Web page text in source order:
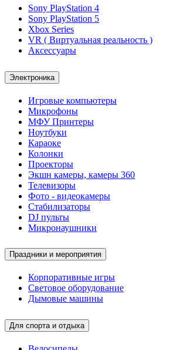
Sony PlayStation 4
Sony PlayStation 5
Xbox Series
VR ( Виртуальная реальность )
Аксессуары
Электроника
Игровые компьютеры
Микрофоны
МФУ Принтеры
Ноутбуки
Караоке
Колонки
Проекторы
Экшн камеры, камеры 360
Телевизоры
Фото - видеокамеры
Стабилизаторы
DJ пульты
Микронаушники
Праздники и мероприятия
Корпоративные игры
Световое оборудование
Дымовые машины
Для спорта и отдыха